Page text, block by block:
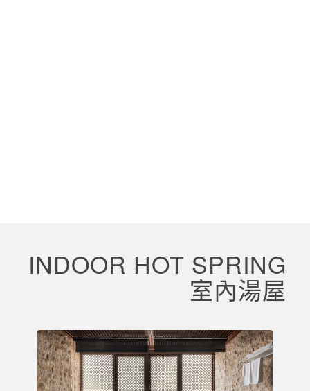
INDOOR HOT SPRING
室內湯屋